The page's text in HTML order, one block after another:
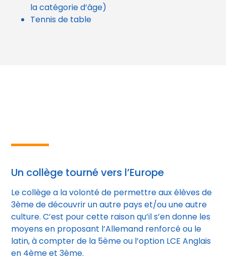
la catégorie d’âge)
Tennis de table
Un collège tourné vers l’Europe
Le collège a la volonté de permettre aux élèves de
3ème de découvrir un autre pays et/ou une autre
culture. C’est pour cette raison qu’il s’en donne les
moyens en proposant l’Allemand renforcé ou le
latin, à compter de la 5ème ou l’option LCE Anglais
en 4ème et 3ème.